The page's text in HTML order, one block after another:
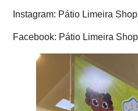
Instagram: Pátio Limeira
Facebook: Pátio Limeira